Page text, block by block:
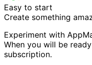
Easy to start
Create something
Experiment with
When you will be
subscription.